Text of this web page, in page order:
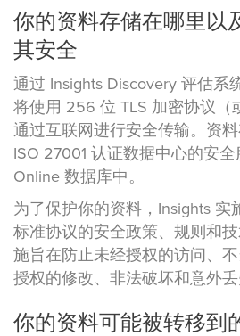
你的资料存储在哪里以
其安全
通过 Insights Discovery 评估系
将使用 256 位 TLS 加密协议（
通过互联网进行安全传输。资
ISO 27001 认证数据中心的安
Online 数据库中。
为了保护你的资料，Insights 实
标准协议的安全政策、规则和
施旨在防止未经授权的访问、
授权的修改、非法破坏和意外丢
你的资料可能被转移到